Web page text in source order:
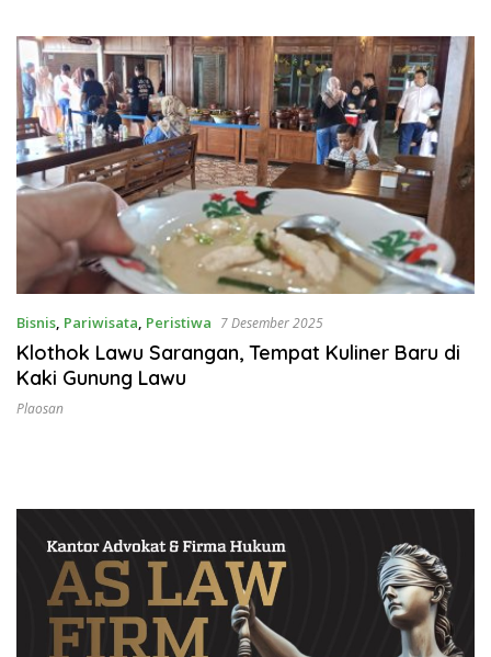
Bisnis, Pariwisata, Peristiwa 7 Desember 2025
Klothok Lawu Sarangan, Tempat Kuliner Baru di
Kaki Gunung Lawu
Plaosan